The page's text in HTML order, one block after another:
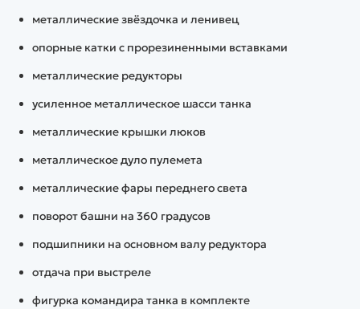
металлические звёздочка и ленивец
опорные катки с прорезиненными вставками
металлические редукторы
усиленное металлическое шасси танка
металлические крышки люков
металлическое дуло пулемета
металлические фары переднего света
поворот башни на 360 градусов
подшипники на основном валу редуктора
отдача при выстреле
фигурка командира танка в комплекте